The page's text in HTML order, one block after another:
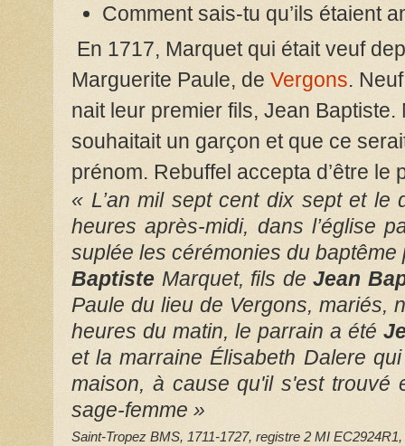
Comment sais-tu qu’ils étaient
En 1717, Marquet qui était veuf
Marguerite Paule, de Vergons.
nait leur premier fils, Jean Baptiste.
souhaitait un garçon et que ce
prénom. Rebuffel accepta d’être le
« L’an mil sept cent dix sept et
heures après-midi, dans l’église
suplée les cérémonies du
Baptiste Marquet, fils deJean
Paule du lieu de Vergons, mariés,
heures du matin, le parrain a été
et la marraine Élisabeth Dalere
maison, à cause qu'il s'est trouvé
sage-femme »
Saint-Tropez BMS, 1711-1727, registre 2 MI